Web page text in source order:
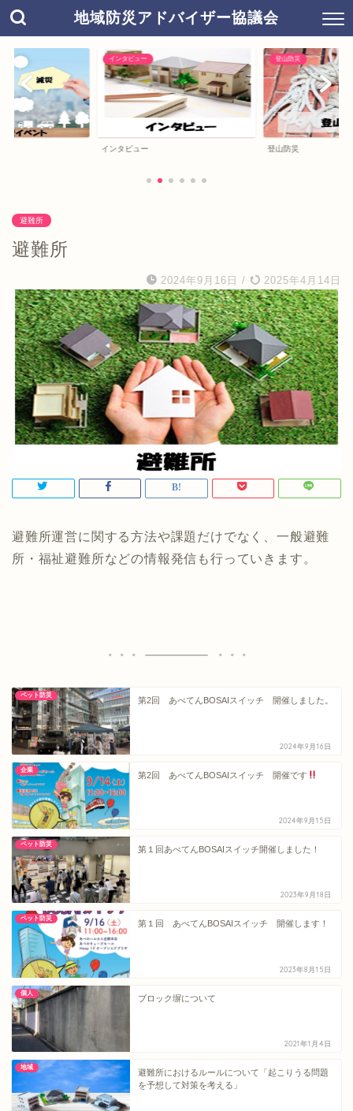
地域防災アドバイザー協議会
インタビュー
インタビュー
登山防災
登山防災
避難所
避難所
2024年9月16日 / 2025年4月14日
避難所運営に関する方法や課題だけでなく、一般避難
所・福祉避難所などの情報発信も行っていきます。
ペット防災
第2回 あべてんBOSAIスイッチ 開催しました。
2024年9月16日
企業
第2回 あべてんBOSAIスイッチ 開催です
2024年9月15日
ペット防災
第１回あべてんBOSAIスイッチ開催しました！
2023年9月18日
ペット防災
第１回 あべてんBOSAIスイッチ 開催します！
2023年8月15日
個人
ブロック塀について
2021年1月4日
地域
避難所におけるルールについて「起こりうる問題
を予想して対策を考える」